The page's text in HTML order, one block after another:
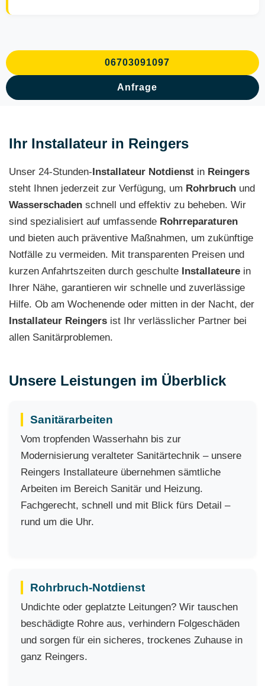
06703091097
Anfrage
Ihr Installateur in Reingers
Unser 24-Stunden-Installateur Notdienst in Reingers
steht Ihnen jederzeit zur Verfügung, um Rohrbruch und
Wasserschaden schnell und effektiv zu beheben. Wir
sind spezialisiert auf umfassende Rohrreparaturen
und bieten auch präventive Maßnahmen, um zukünftige
Notfälle zu vermeiden. Mit transparenten Preisen und
kurzen Anfahrtszeiten durch geschulte Installateure in
Ihrer Nähe, garantieren wir schnelle und zuverlässige
Hilfe. Ob am Wochenende oder mitten in der Nacht, der
Installateur Reingers ist Ihr verlässlicher Partner bei
allen Sanitärproblemen.
Unsere Leistungen im Überblick
Sanitärarbeiten
Vom tropfenden Wasserhahn bis zur
Modernisierung veralteter Sanitärtechnik – unsere
Reingers Installateure übernehmen sämtliche
Arbeiten im Bereich Sanitär und Heizung.
Fachgerecht, schnell und mit Blick fürs Detail –
rund um die Uhr.
Rohrbruch-Notdienst
Undichte oder geplatzte Leitungen? Wir tauschen
beschädigte Rohre aus, verhindern Folgeschäden
und sorgen für ein sicheres, trockenes Zuhause in
ganz Reingers.